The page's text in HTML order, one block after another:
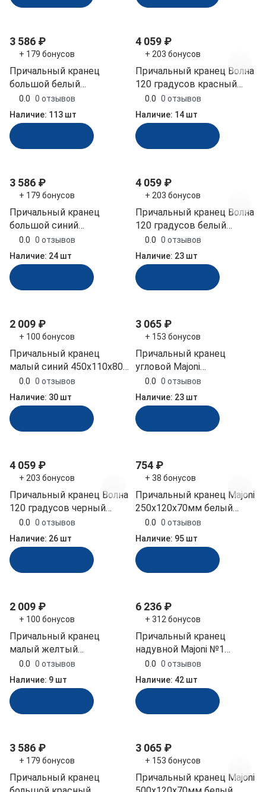
3 586 ₽
+ 179 бонусов
Причальный кранец
большой белый
810x110x80 мм (БП-1Д-Б)
0.0 0 отзывов
Наличие: 113 шт
4 059 ₽
+ 203 бонусов
Причальный кранец Волна
120 градусов красный
800x160х140 мм (ЗОУ-120-
К)
0.0 0 отзывов
Наличие: 14 шт
3 586 ₽
+ 179 бонусов
Причальный кранец
большой синий
810x110x80 мм (БП-1Д-С,
10251434)
0.0 0 отзывов
Наличие: 24 шт
4 059 ₽
+ 203 бонусов
Причальный кранец Волна
120 градусов белый
800x160х140 мм (ЗОУ-120-
Б)
0.0 0 отзывов
Наличие: 23 шт
2 009 ₽
+ 100 бонусов
Причальный кранец
малый синий 450x110x80
мм (БП-1К-С, 10253728)
0.0 0 отзывов
Наличие: 30 шт
3 065 ₽
+ 153 бонусов
Причальный кранец
угловой Majoni
100х250х250 мм белый
(10014766)
0.0 0 отзывов
Наличие: 23 шт
4 059 ₽
+ 203 бонусов
Причальный кранец Волна
120 градусов черный
800x160х140 мм (ЗОУ-120-
Ч)
0.0 0 отзывов
Наличие: 26 шт
754 ₽
+ 38 бонусов
Причальный кранец Majoni
250х120х70мм белый
(10258864)
0.0 0 отзывов
Наличие: 95 шт
2 009 ₽
+ 100 бонусов
Причальный кранец
малый желтый
450x110x80 мм (БП-1К-Ж,
10257765)
0.0 0 отзывов
Наличие: 9 шт
6 236 ₽
+ 312 бонусов
Причальный кранец
надувной Majoni №1
500х120х70 мм белый
(10238042)
0.0 0 отзывов
Наличие: 42 шт
3 586 ₽
+ 179 бонусов
Причальный кранец
3 065 ₽
+ 153 бонусов
Причальный кранец Majoni